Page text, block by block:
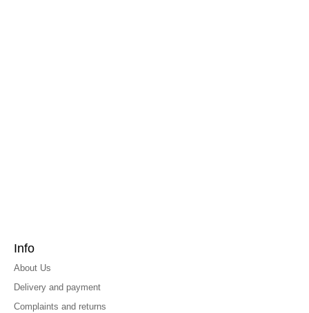
Info
About Us
Delivery and payment
Complaints and returns